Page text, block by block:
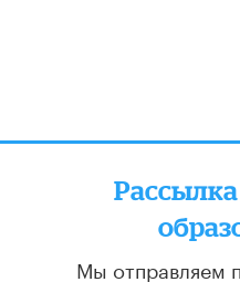
Мы отправляем